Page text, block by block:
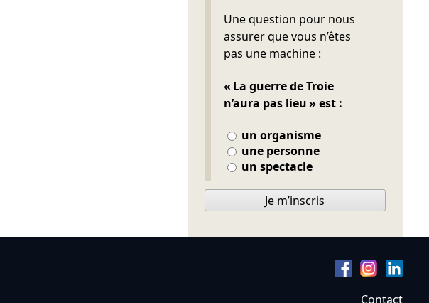
Une question pour nous
assurer que vous n’êtes
pas une machine :
« La guerre de Troie
n’aura pas lieu » est :
un organisme
une personne
un spectacle
Ne pas remplir
Je m’inscris
Contact